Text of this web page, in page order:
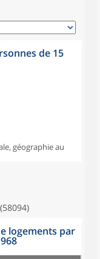
de 15
géographie au
logements par